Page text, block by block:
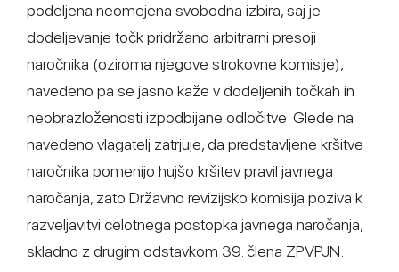
podeljena neomejena svobodna izbira, saj je
dodeljevanje točk pridržano arbitrarni presoji
naročnika (oziroma njegove strokovne komisije),
navedeno pa se jasno kaže v dodeljenih točkah in
neobrazloženosti izpodbijane odločitve. Glede na
navedeno vlagatelj zatrjuje, da predstavljene kršitve
naročnika pomenijo hujšo kršitev pravil javnega
naročanja, zato Državno revizijsko komisija poziva k
razveljavitvi celotnega postopka javnega naročanja,
skladno z drugim odstavkom 39. člena ZPVPJN.